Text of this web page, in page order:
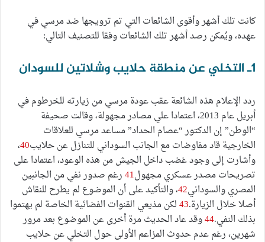
كانت تلك أشهر وأقوى الشائعات التي تم ترويجها ضد مرسي في
عهده، ويُمكن رصد أشهر تلك الشائعات وفقا للتصنيف التالي:
1ـ التخلي عن منطقة حلايب وشلاتين للسودان
ردد الإعلام هذه الشائعة عقب عودة مرسي من زيارته للخرطوم في
أبريل عام 2013، اعتمادا علي مصادر مجهولة، وقالت صحيفة
“الوطن” إن الدكتور “عصام الحداد” مساعد مرسي للعلاقات
الخارجية قاد مفاوضات مع الجانب السوداني للتنازل عن حلايب40،
وأشارت إلى وجود غضب داخل الجيش من هذه الوعود، اعتمادا على
تصريحات مصدر عسكري مجهول41رغم صدور نفي من الجانبين
المصري والسوداني42، والتأكيد على أن الموضوع لم يطرح للنقاش
أصلا خلال الزيارة.43لكن مذيعي القنوات الفضائية الخاصة لم يهتموا
بذلك النفي.44وقد عاد الحديث مرة أخرى عن الموضوع بعد مرور
شهرين، رغم عدم حدوث المزاعم الأولى حول التخلي عن حلايب